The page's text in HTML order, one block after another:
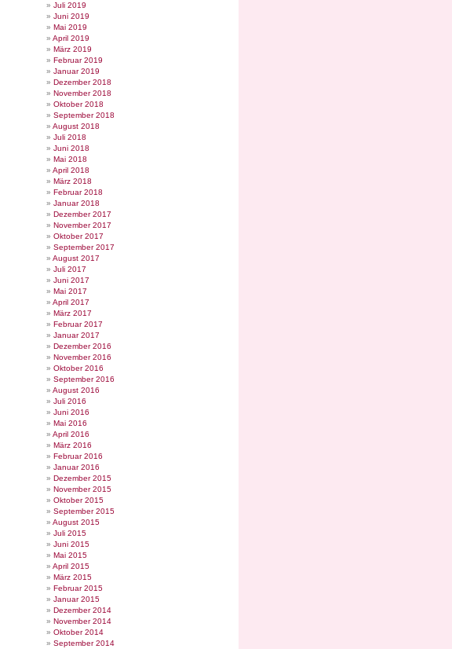
Juli 2019
Juni 2019
Mai 2019
April 2019
März 2019
Februar 2019
Januar 2019
Dezember 2018
November 2018
Oktober 2018
September 2018
August 2018
Juli 2018
Juni 2018
Mai 2018
April 2018
März 2018
Februar 2018
Januar 2018
Dezember 2017
November 2017
Oktober 2017
September 2017
August 2017
Juli 2017
Juni 2017
Mai 2017
April 2017
März 2017
Februar 2017
Januar 2017
Dezember 2016
November 2016
Oktober 2016
September 2016
August 2016
Juli 2016
Juni 2016
Mai 2016
April 2016
März 2016
Februar 2016
Januar 2016
Dezember 2015
November 2015
Oktober 2015
September 2015
August 2015
Juli 2015
Juni 2015
Mai 2015
April 2015
März 2015
Februar 2015
Januar 2015
Dezember 2014
November 2014
Oktober 2014
September 2014